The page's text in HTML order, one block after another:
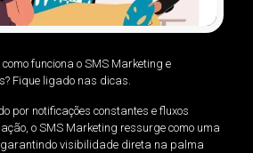
funciona o SMS Marketing e
Fique ligado nas dicas.
por notificações constantes e fluxos
o SMS Marketing ressurge como uma
visibilidade direta na palma